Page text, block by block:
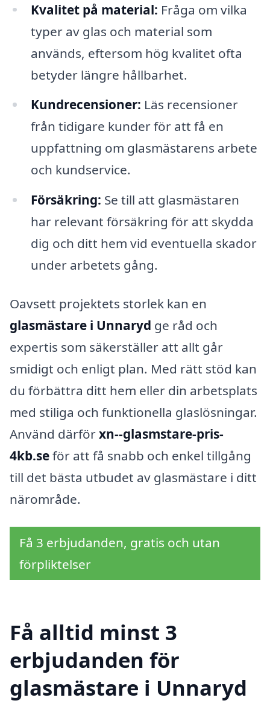
Kvalitet på material: Fråga om vilka
typer av glas och material som
används, eftersom hög kvalitet ofta
betyder längre hållbarhet.
Kundrecensioner: Läs recensioner
från tidigare kunder för att få en
uppfattning om glasmästarens arbete
och kundservice.
Försäkring: Se till att glasmästaren
har relevant försäkring för att skydda
dig och ditt hem vid eventuella skador
under arbetets gång.
Oavsett projektets storlek kan en
glasmästare i Unnaryd ge råd och
expertis som säkerställer att allt går
smidigt och enligt plan. Med rätt stöd kan
du förbättra ditt hem eller din arbetsplats
med stiliga och funktionella glaslösningar.
Använd därförxn--glasmstare-pris-
4kb.seför att få snabb och enkel tillgång
till det bästa utbudet av glasmästare i ditt
närområde.
Få 3 erbjudanden, gratis och utan
förpliktelser
Få alltid minst 3
erbjudanden för
glasmästare i Unnaryd